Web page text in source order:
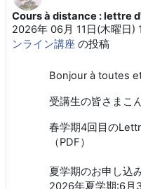
Cours à distance : lettre
2026年 06月 11日(木曜日)
ンライン講座 の投稿
返信数: 0
Bonjour à toutes
受講生の皆さまこ
春学期4回目の
（PDF）
夏学期のお申し込
2026年夏学期:6月